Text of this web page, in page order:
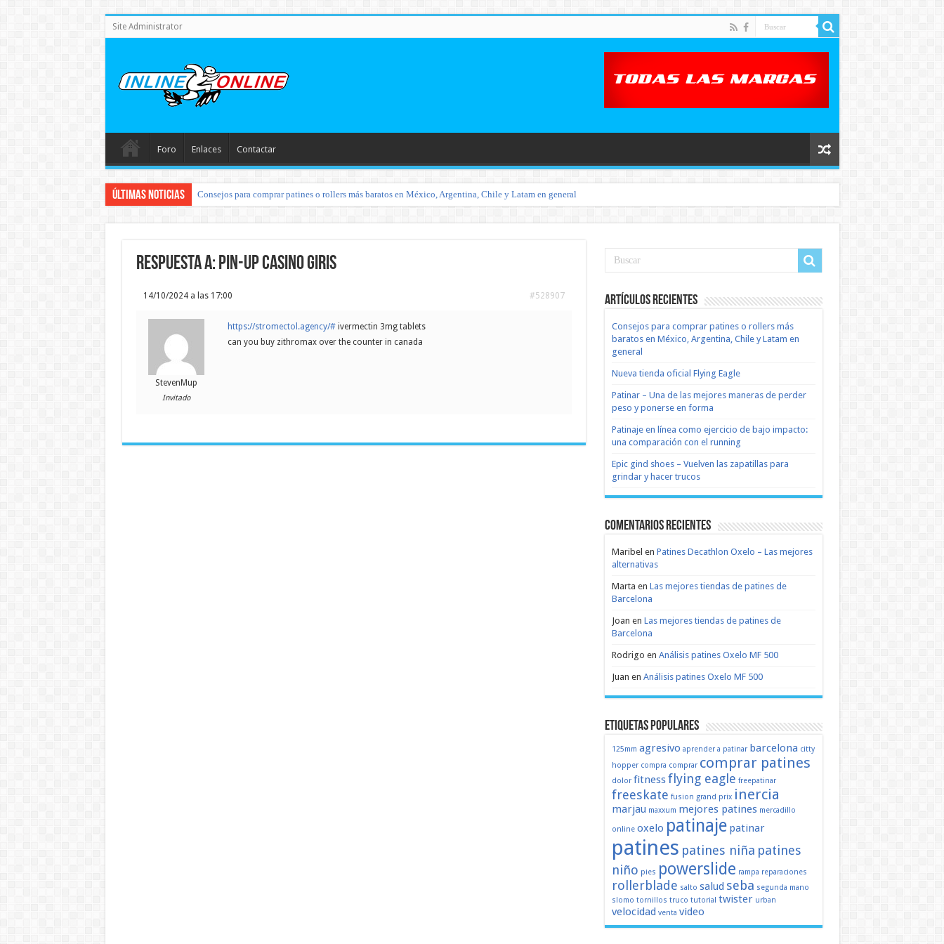
Site Administrator
Foro Enlaces Contactar
Últimas noticias Consejos para comprar patines o rollers más baratos en México, Argentina, Chile y Latam en general
Respuesta a: pin-up casino giris
14/10/2024 a las 17:00 #528907
StevenMup
Invitado
https://stromectol.agency/#ivermectin 3mg tablets
can you buy zithromax over the counter in canada
Artículos recientes
Consejos para comprar patines o rollers más
baratos en México, Argentina, Chile y Latam en
general
Nueva tienda oficial Flying Eagle
Patinar – Una de las mejores maneras de perder
peso y ponerse en forma
Patinaje en línea como ejercicio de bajo impacto:
una comparación con el running
Epic gind shoes – Vuelven las zapatillas para
grindar y hacer trucos
Comentarios recientes
Maribel en Patines Decathlon Oxelo – Las mejores
alternativas
Marta en Las mejores tiendas de patines de
Barcelona
Joan en Las mejores tiendas de patines de
Barcelona
Rodrigo en Análisis patines Oxelo MF 500
Juan en Análisis patines Oxelo MF 500
Etiquetas populares
125mm agresivo aprender a patinar barcelona citty
hopper compra comprar comprar patines
dolor fitnessflying eagle freepatinar
freeskate fusion grand prix inercia
marjau maxxum mejores patines mercadillo
online oxelo patinaje patinar
patines patines niña patines
niño pies powerslide rampa reparaciones
rollerblade salto salud seba segunda mano
slomo tornillos truco tutorial twister urban
velocidad venta video